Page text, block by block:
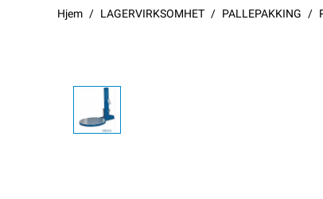
Hjem LAGERVIRKSOMHET PALLEPAKKING